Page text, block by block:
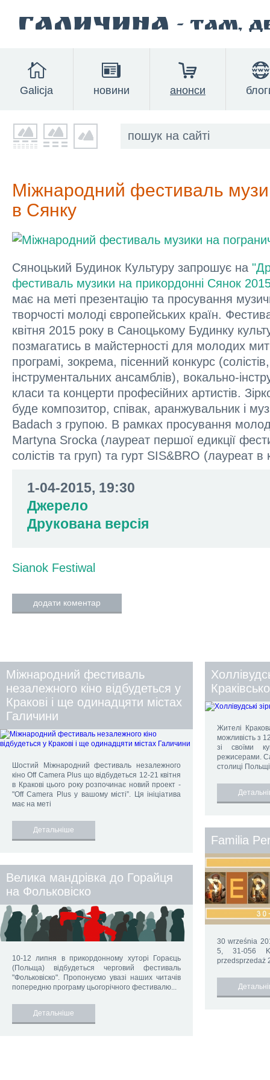
Галичина - там,
Galicja новини анонси
Міжнародний фестиваль
в Сянку
Сяноцький Будинок Культуру запрошує на
фестиваль музики на прикордонні Сянок
має на меті презентацію та просування
творчості молоді європейських країн.
квітня 2015 року в Саноцькому Будинку
позмагатись в майстерності для молодих
програмі, зокрема, пісенний конкурс
інструментальних ансамблів), вокально-
класи та концерти професійних артистів.
буде композитор, співак, аранжувальник і
Badach з групою. В рамках просування
Martyna Srocka (лауреат першої едикції
солістів та груп) та гурт SIS&BRO (лауреат в
1-04-2015, 19:30
Джерело
Друкована версія
Sianok Festiwal
додати коментар
Міжнародний фестиваль
незалежного кіно відбудеться у
Кракові і ще одинадцяти містах
Галичини
Шостий Міжнародний фестиваль незалежного
кіно Off Camera Plus що відбудеться 12-21 квітня
в Кракові цього року розпочинає новий проект -
"Off Camera Plus у вашому місті”. Ця ініціатива
має на меті
Детальніше
Жителі
можливість з
зі своїми
режисерами.
столиці Польщі
Familia
30 września
5, 31-056
przedsprzedaż
Велика мандрівка до Горайця
на Фольковіско
10-12 липня в прикордонному хуторі Гораєць
(Польща) відбудеться черговий фестиваль
"Фольковіско". Пропонуємо увазі наших читачів
попередню програму цьогорічного фестивалю...
Детальніше